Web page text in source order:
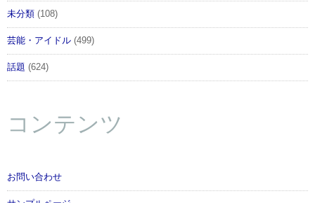
未分類 (108)
芸能・アイドル (499)
話題 (624)
コンテンツ
お問い合わせ